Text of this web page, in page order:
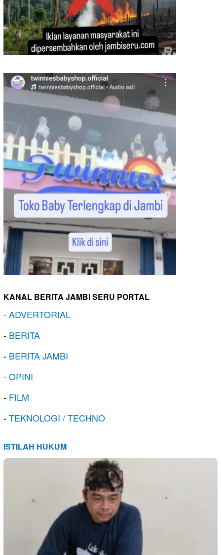
KANAL BERITA JAMBI SERU PORTAL
-ADVERTORIAL
- BERITA
- BERITA JAMBI
-OPINI
- FILM
-TEKNOLOGI / TECHNO
ISTILAH HUKUM